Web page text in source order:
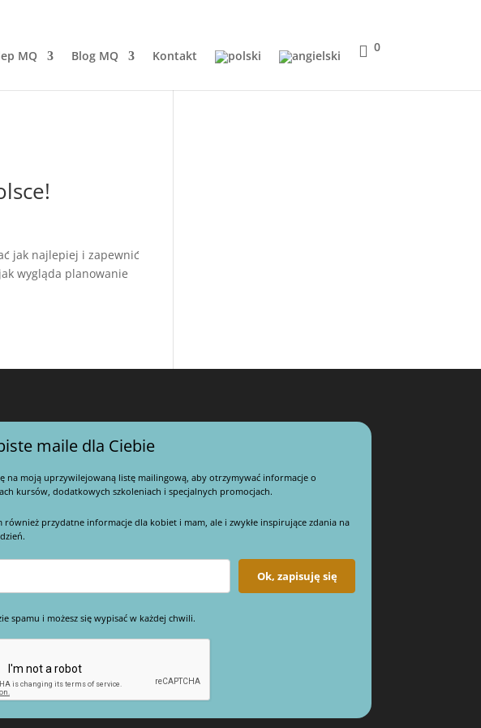
MQ Blog MQ Kontakt
0
jak najlepiej i zapewnić
wygląda planowanie
maile dla Ciebie
na moją uprzywilejowaną listę mailingową, aby otrzymywać informacje o
kursów, dodatkowych szkoleniach i specjalnych promocjach.
również przydatne informacje dla kobiet i mam, ale i zwykłe inspirujące zdania na
Ok, zapisuję się
spamu i możesz się wypisać w każdej chwili.